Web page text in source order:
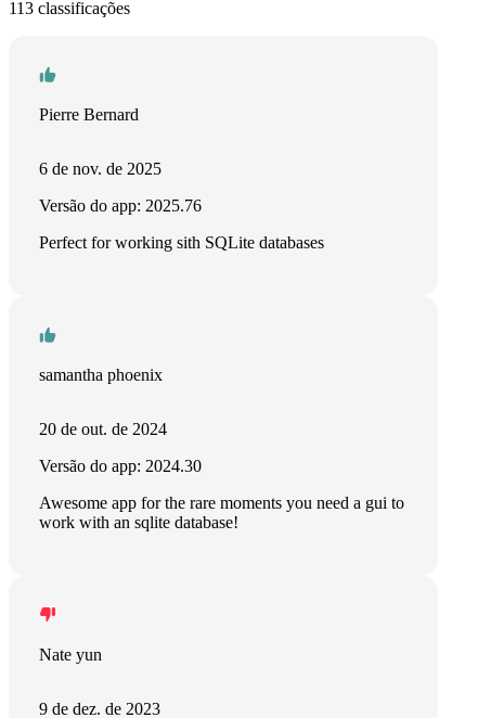
113 classificações
Pierre Bernard
6 de nov. de 2025
Versão do app: 2025.76
Perfect for working sith SQLite databases
samantha phoenix
20 de out. de 2024
Versão do app: 2024.30
Awesome app for the rare moments you need a gui to
work with an sqlite database!
Nate yun
9 de dez. de 2023